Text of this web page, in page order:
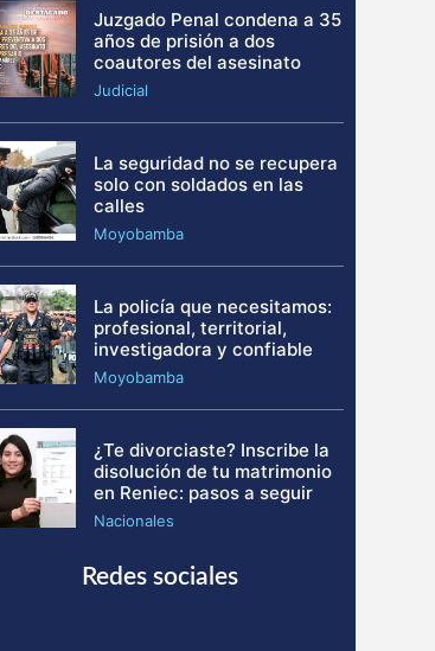
Juzgado Penal condena a 35
años de prisión a dos
coautores del asesinato
Judicial
La seguridad no se recupera
solo con soldados en las
calles
Moyobamba
La policía que necesitamos:
profesional, territorial,
investigadora y confiable
Moyobamba
¿Te divorciaste? Inscribe la
disolución de tu matrimonio
en Reniec: pasos a seguir
Nacionales
Redes sociales